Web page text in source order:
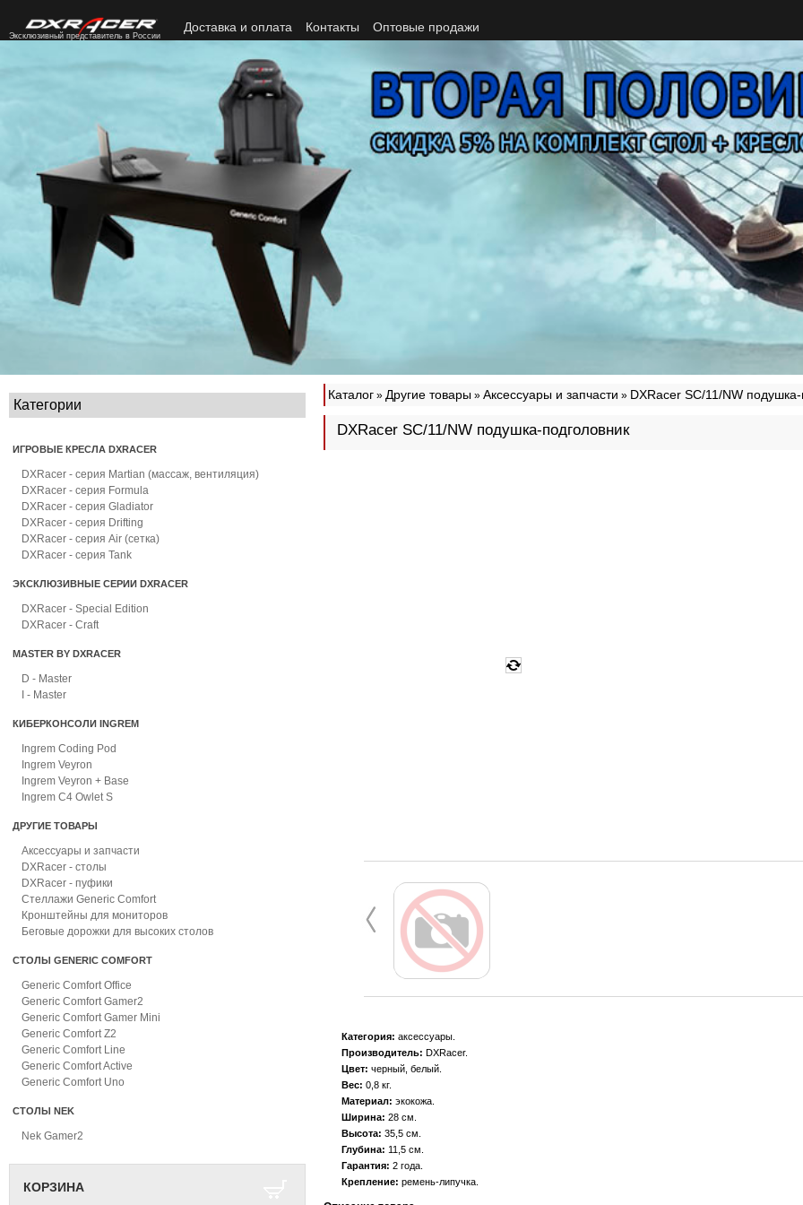
Эксклюзивный представитель в России
Доставка и оплата Контакты Оптовые продажи
Категории
ИГРОВЫЕ КРЕСЛА DXRACER
DXRacer - серия Martian (массаж, вентиляция)
DXRacer - серия Formula
DXRacer - серия Gladiator
DXRacer - серия Drifting
DXRacer - серия Air (сетка)
DXRacer - серия Tank
ЭКСКЛЮЗИВНЫЕ СЕРИИ DXRACER
DXRacer - Special Edition
DXRacer - Craft
MASTER BY DXRACER
D - Master
I - Master
КИБЕРКОНСОЛИ INGREM
Ingrem Coding Pod
Ingrem Veyron
Ingrem Veyron + Base
Ingrem C4 Owlet S
ДРУГИЕ ТОВАРЫ
Аксессуары и запчасти
DXRacer - столы
DXRacer - пуфики
Стеллажи Generic Comfort
Кронштейны для мониторов
Беговые дорожки для высоких столов
СТОЛЫ GENERIC COMFORT
Generic Comfort Office
Generic Comfort Gamer2
Generic Comfort Gamer Mini
Generic Comfort Z2
Generic Comfort Line
Generic Comfort Active
Generic Comfort Uno
СТОЛЫ NEK
Nek Gamer2
КОРЗИНА
Каталог » Другие товары » Аксессуары и запчасти » DXRacer SC/11/NW подушка-
DXRacer SC/11/NW подушка-подголовник
Категория: аксессуары
Производитель: DXRacer
Цвет: черный, белый
Вес: 0,8 кг
Материал: экокожа
Ширина: 28 см
Высота: 35,5 см
Глубина: 11,5 см
Гарантия: 2 года
Крепление: ремень-липучка